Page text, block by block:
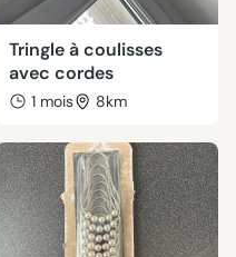
Tringle à coulisses
avec cordes
1 mois 8km